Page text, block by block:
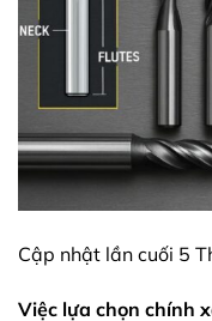
Cập nhật lần cuối 5
Việc lựa chọn chính